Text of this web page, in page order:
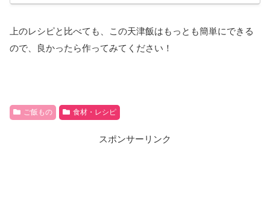
上のレシピと比べても、この天津飯はもっとも簡単にできる
ので、良かったら作ってみてください！
ご飯もの 食材・レシピ
スポンサーリンク